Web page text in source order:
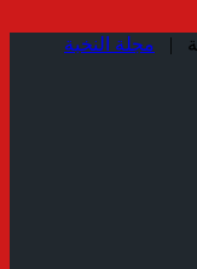
مجلة النخبة